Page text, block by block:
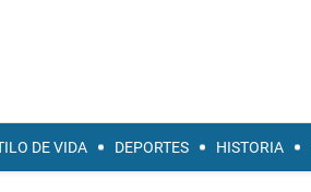
DE VIDA DEPORTES HISTORIA